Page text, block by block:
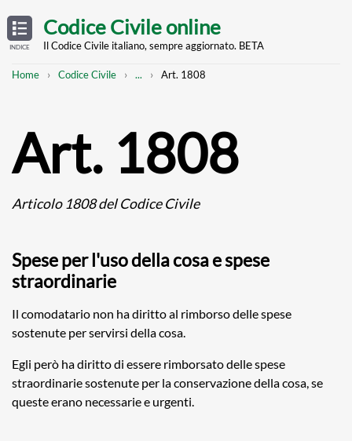
TABLE
OF
CONTENTS
INDICE
main
Codice Civile online
Il Codice Civile italiano, sempre aggiornato. BETA
Breadcrumb
Home Codice Civile
Mostra
... Art. 1808
Art. 1808
Articolo 1808 del Codice Civile
Spese per l'uso della cosa e spese
straordinarie
Il comodatario non ha diritto al rimborso delle spese
sostenute per servirsi della cosa.
Egli però ha diritto di essere rimborsato delle spese
straordinarie sostenute per la conservazione della cosa, se
queste erano necessarie e urgenti.